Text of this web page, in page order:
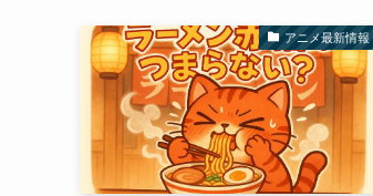
アニメ最新情報